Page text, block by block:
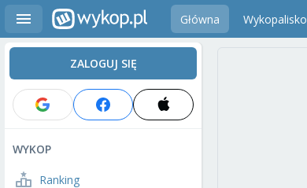
Główna Wykopalisko
ZALOGUJ SIĘ
WYKOP
Ranking